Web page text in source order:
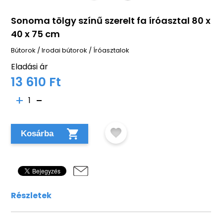
Sonoma tölgy színű szerelt fa íróasztal 80 x
40 x 75 cm
Bútorok /Irodai bútorok / Íróasztalok
Eladási ár
13 610 Ft
1
Kosárba
Részletek